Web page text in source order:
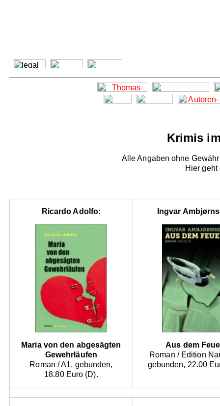
Krimis
Alle Angaben ohne
Hier
Ricardo Adolfo:
Maria von den abgesägten
Gewehrläufen
Roman / A1, gebunden,
18.80 Euro (D).
Ingvar
Aus dem
Roman / Edition
gebunden, 22.00